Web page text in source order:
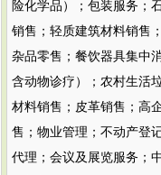
险化学品）；包装服务；
销售；轻质建筑材料销售
杂品零售；餐饮器具集中
含动物诊疗）；农村生活
材料销售；皮革销售；高
售；物业管理；不动产登
代理；会议及展览服务；